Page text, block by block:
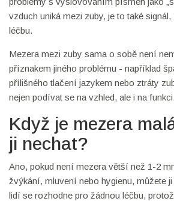
vzduch uniká mezi zuby, je to také
léčbu.
Mezera mezi zuby sama o sobě není
příznakem jiného problému - například
přílišného tlačení jazykem nebo ztráty
nejen podívat se na vzhled, ale i na funkci.
Když je mezera
ji nechat?
Ano, pokud není mezera větší než 1-2
žvýkání, mluvení nebo hygienu, můžete
lidí se rozhodne pro žádnou léčbu,